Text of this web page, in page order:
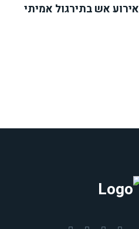
אירוע אש בתירגול אמיתי